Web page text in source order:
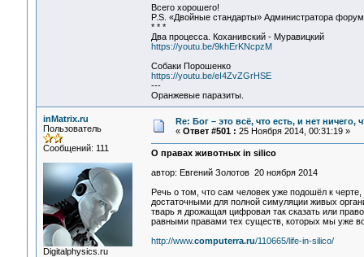
Всего хорошего!
P.S. «Двойные стандарты» Администратора
* * *
Два процесса. Коханивский - Муравицкий
https://youtu.be/9khErKNcpzM
Собаки Порошенко
https://youtu.be/eI4ZvZGrHSE
---
Оранжевые паразиты.
inMatrix.ru
Пользователь
Сообщений: 111
Digitalphysics.ru
Re: Бог – это всё, что есть, и нет
« Ответ #501 : 25 Ноября 2014, 00:31:19 »
О правах животных in silico
автор: Евгений Золотов 20 ноября 2014
Речь о том, что сам человек уже подошёл к
достаточными для полной симуляции живых
тварь я дрожащая цифровая так сказать или
равными правами тех существ, которых мы уже
http://www.computerra.ru/110665/life-in-silico/